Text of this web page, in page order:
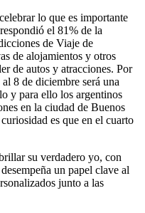
lo que es importante
el 81% de la
de Viaje de
de alojamientos y otros
de autos y atracciones. Por
8 de diciembre será una
y para ello los argentinos
en la ciudad de Buenos
es que en el cuarto
su verdadero yo, con
un papel clave al
junto a las